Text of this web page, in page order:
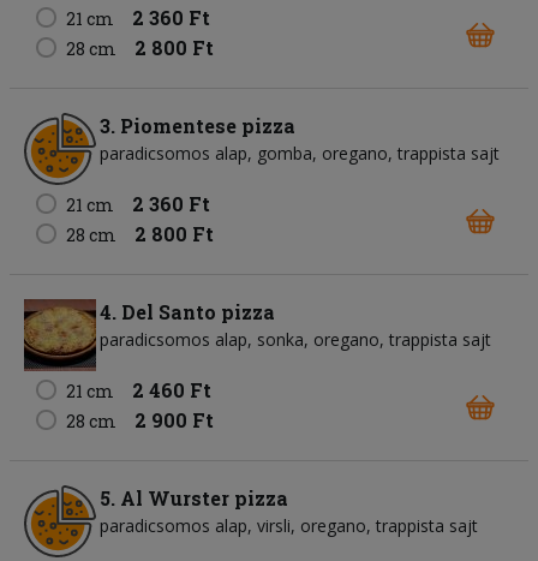
21 cm 2 360 Ft
28 cm 2 800 Ft
3. Piomentese pizza
paradicsomos alap gomba oregano trappista sajt
21 cm 2 360 Ft
28 cm 2 800 Ft
4. Del Santo pizza
paradicsomos alap sonka oregano trappista sajt
21 cm 2 460 Ft
28 cm 2 900 Ft
5. Al Wurster pizza
paradicsomos alap virsli oregano trappista sajt